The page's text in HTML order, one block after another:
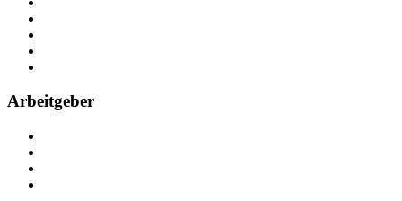
Arbeitgeber